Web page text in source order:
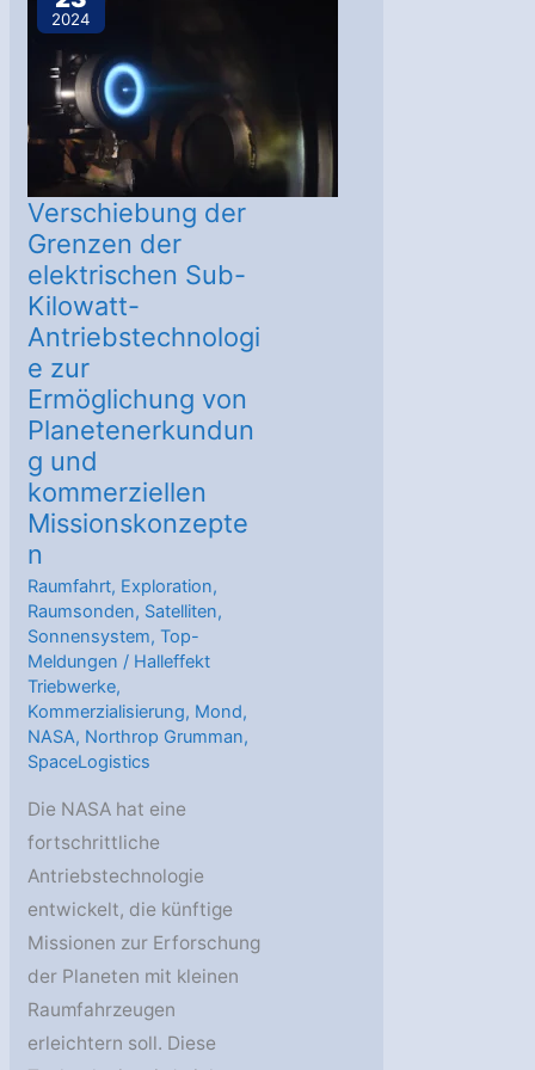
Ministertreffen
größten
Beiträgen
2024
Verschiebung der
Grenzen der
elektrischen Sub-
Kilowatt-
Antriebstechnologi
e zur
Ermöglichung von
Planetenerkundun
g und
kommerziellen
Missionskonzepte
n
Raumfahrt, Exploration,
Raumsonden, Satelliten,
Sonnensystem,Top-
Meldungen / Halleffekt
Triebwerke,
Kommerzialisierung, Mond,
NASA, Northrop Grumman,
SpaceLogistics
Die NASA hat eine
fortschrittliche
Antriebstechnologie
entwickelt, die künftige
Missionen zur Erforschung
der Planeten mit kleinen
Raumfahrzeugen
erleichtern soll. Diese